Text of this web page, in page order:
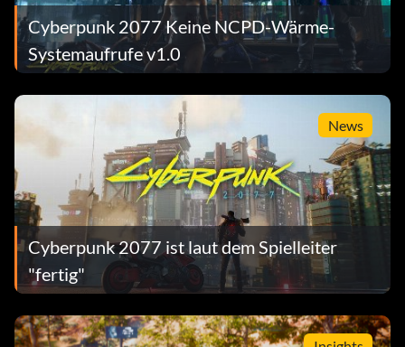
Cyberpunk 2077 Keine NCPD-Wärme-
Systemaufrufe v1.0
News
Cyberpunk 2077 ist laut dem Spielleiter
"fertig"